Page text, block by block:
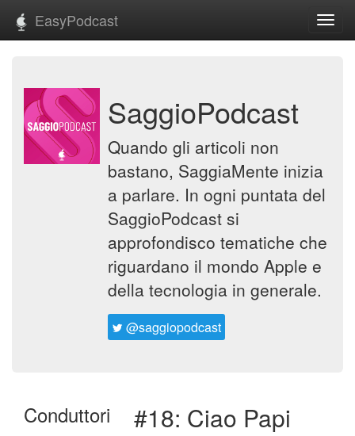
EasyPodcast
SaggioPodcast
Quando gli articoli non
bastano, SaggiaMente inizia
a parlare. In ogni puntata del
SaggioPodcast si
approfondisco tematiche che
riguardano il mondo Apple e
della tecnologia in generale.
@saggiopodcast
Conduttori #18: Ciao Papi